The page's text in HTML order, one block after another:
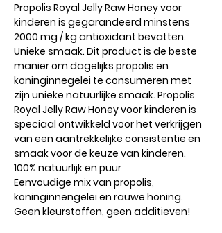
Propolis Royal Jelly Raw Honey voor
kinderen is gegarandeerd minstens
2000 mg / kg antioxidant bevatten.
Unieke smaak. Dit product is de beste
manier om dagelijks propolis en
koninginnegelei te consumeren met
zijn unieke natuurlijke smaak. Propolis
Royal Jelly Raw Honey voor kinderen is
speciaal ontwikkeld voor het verkrijgen
van een aantrekkelijke consistentie en
smaak voor de keuze van kinderen.
100% natuurlijk en puur
Eenvoudige mix van propolis,
koninginnengelei en rauwe honing.
Geen kleurstoffen, geen additieven!